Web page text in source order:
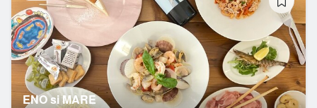
ENO si MARE